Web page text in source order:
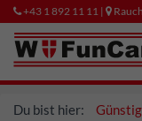
+43 1 892 11 11 |
Du bist hier: